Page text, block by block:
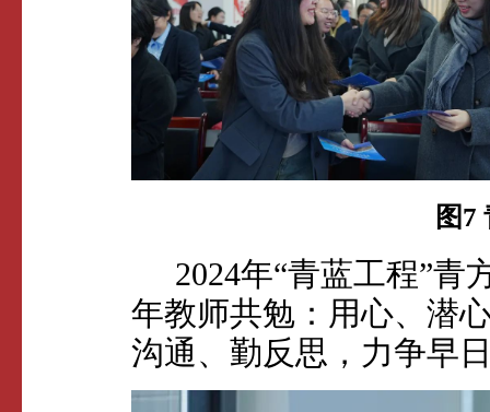
图7
2024年“青蓝工程”青
年教师共勉：用心、潜
沟通、勤反思，力争早